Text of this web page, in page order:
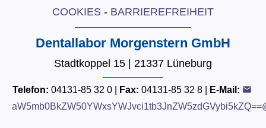
COOKIES - BARRIEREFREIHEIT
Dentallabor Morgenstern GmbH
Stadtkoppel 15 | 21337 Lüneburg
Telefon: 04131-85 32 0 | Fax: 04131-85 32 8 |
E-Mail: